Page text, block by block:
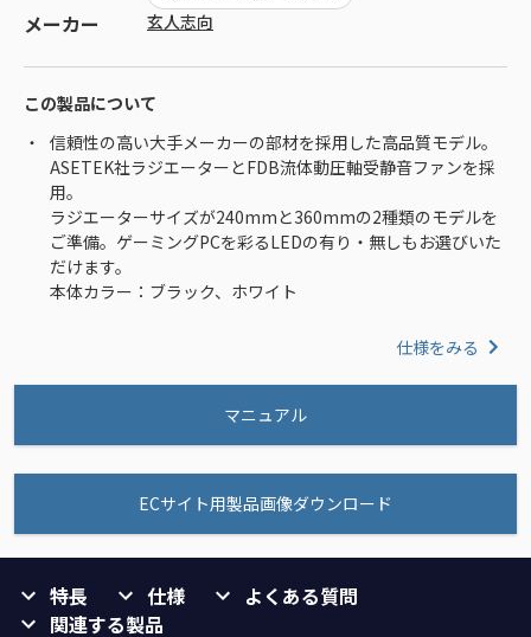
メーカー 玄人志向
この製品について
信頼性の高い大手メーカーの部材を採用した高品質モデル。
ASETEK社ラジエーターとFDB流体動圧軸受静音ファンを採
用。
ラジエーターサイズが240mmと360mmの2種類のモデルを
ご準備。ゲーミングPCを彩るLEDの有り・無しもお選びいた
だけます。
本体カラー：ブラック、ホワイト
仕様をみる
マニュアル
ECサイト用製品画像ダウンロード
特長 仕様
よくある質問
関連する製品